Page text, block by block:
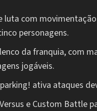
luta com
personagens.
da franquia, com
jogáveis.
ativa ataques
e Custom Battle